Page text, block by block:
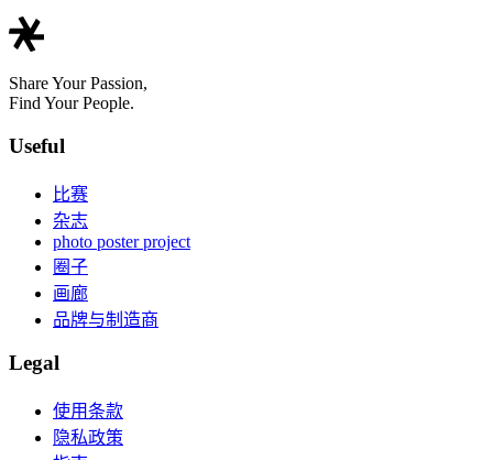
Share Your Passion,
Find Your People.
Useful
比赛
杂志
photo poster project
圈子
画廊
品牌与制造商
Legal
使用条款
隐私政策